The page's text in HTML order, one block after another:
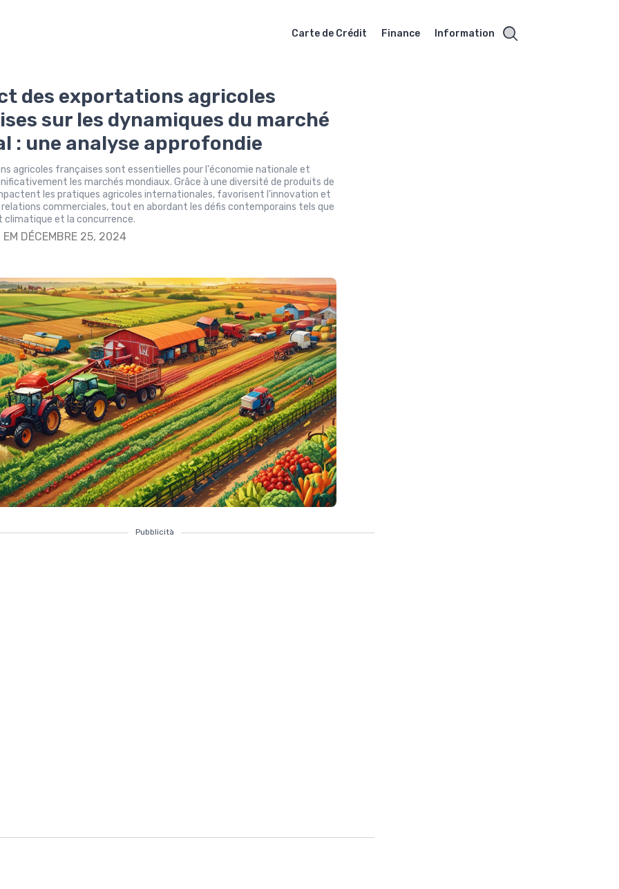
Carte de Crédit Finance Information
des exportations agricoles
sur les dynamiques du marché
: une analyse approfondie
agricoles françaises sont essentielles pour l'économie nationale et
les marchés mondiaux. Grâce à une diversité de produits de
les pratiques agricoles internationales, favorisent l'innovation et
commerciales, tout en abordant les défis contemporains tels que
climatique et la concurrence.
EM DÉCEMBRE 25, 2024
Pubblicità